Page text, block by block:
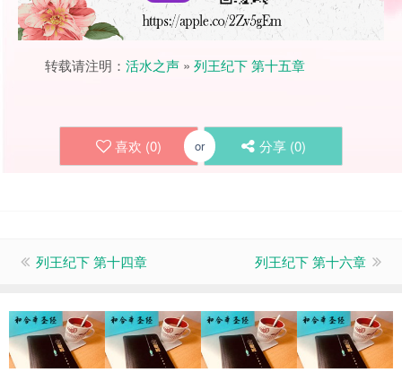
转载请注明： 活水之声 » 列王纪下 第十五章
喜欢 (0) or 分享 (0)
列王纪下 第十四章 列王纪下 第十六章